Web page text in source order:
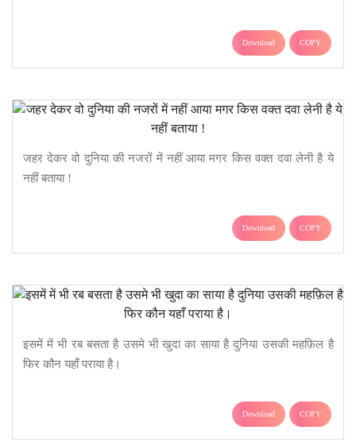
Download COPY
जहर देकर वो दुनिया की नजरों में नहीं आया मगर किस वक्त दवा लेनी है ये
नहीं बताया !
Download COPY
इसमें में भी रब बसता है उसमे भी खुदा का साया है दुनिया उसकी महफ़िल है
फिर कौन यहाँ पराया है।
Download COPY